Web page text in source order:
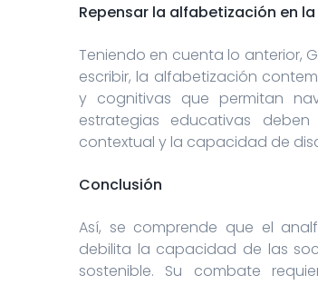
Repensar la alfabetización en
Teniendo en cuenta lo anterior,
escribir, la alfabetización
y cognitivas que permitan
estrategias educativas
contextual y la capacidad de
Conclusión
Así, se comprende que el
debilita la capacidad de las
sostenible. Su combate